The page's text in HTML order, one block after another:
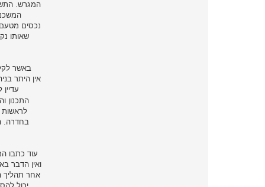
אין היתר
התכנון
בחדרה.
ואין הדבר
אחר תהליך